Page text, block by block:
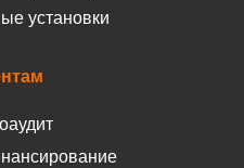
установки